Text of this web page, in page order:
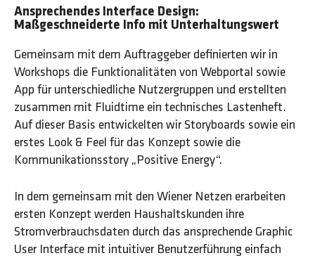
Ansprechendes Interface Design:
Maßgeschneiderte Info mit Unterhaltungswert
Gemeinsam mit dem Auftraggeber definierten wir in
Workshops die Funktionalitäten von Webportal sowie
App für unterschiedliche Nutzergruppen und erstellten
zusammen mit Fluidtime ein technisches Lastenheft.
Auf dieser Basis entwickelten wir Storyboards sowie ein
erstes Look & Feel für das Konzept sowie die
Kommunikationsstory „Positive Energy“.
In dem gemeinsam mit den Wiener Netzen erarbeiten
ersten Konzept werden Haushaltskunden ihre
Stromverbrauchsdaten durch das ansprechende Graphic
User Interface mit intuitiver Benutzerführung einfach